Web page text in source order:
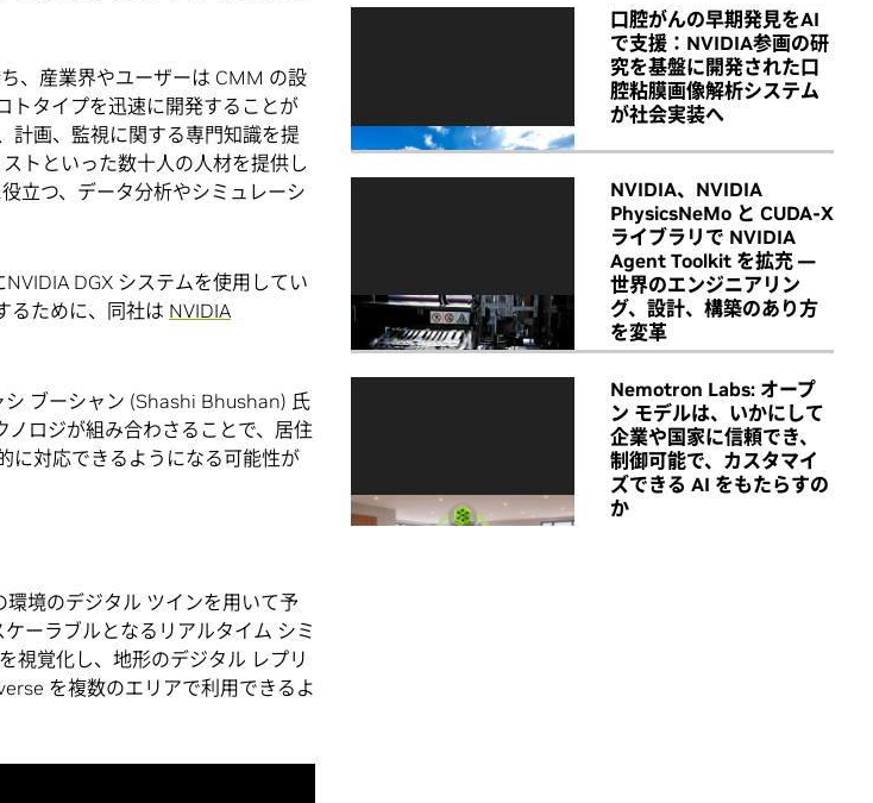
、産業界やユーザーは CMM の設
トタイプを迅速に開発することが
計画、監視に関する専門知識を提
トといった数十人の人材を提供し
立つ、データ分析やシミュレーシ
DGX システムを使用してい
るために、同社は NVIDIA
ブーシャン (Shashi Bhushan) 氏
ロジが組み合わさることで、居住
に対応できるようになる可能性が
境のデジタル ツインを用いて予
ーラブルとなるリアルタイム シミ
視覚化し、地形のデジタル レプリ
を複数のエリアで利用できるよ
口腔がんの早期発見をAI
で支援：NVIDIA参画の研
究を基盤に開発された口
腔粘膜画像解析システム
が社会実装へ
NVIDIA、NVIDIA
PhysicsNeMo と CUDA-X
ライブラリで NVIDIA
Agent Toolkit を拡充 ―
世界のエンジニアリン
グ、設計、構築のあり方
を変革
Nemotron Labs: オープ
ン モデルは、いかにして
企業や国家に信頼でき、
制御可能で、カスタマイ
ズできる AI をもたらすの
か